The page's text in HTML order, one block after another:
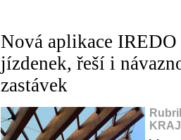
Nová aplikace
jízdenek, řeší i
zastávek